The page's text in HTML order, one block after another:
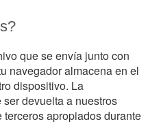
que se envía junto con
navegador almacena en el
dispositivo. La
devuelta a nuestros
apropiados durante